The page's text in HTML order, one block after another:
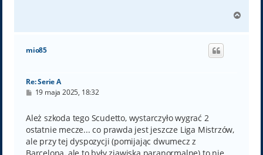
g
mio85
Re: Serie A
P
t
19 maja 2025, 18:32
Ależ szkoda tego Scudetto, wystarczyło wygrać 2
ostatnie mecze... co prawda jest jeszcze Liga Mistrzów,
ale przy tej dyspozycji (pomijając dwumecz z